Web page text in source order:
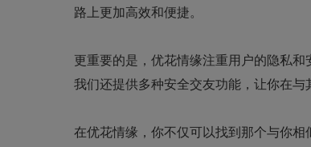
路上更加高效和便捷。
更重要的是，优花情缘注重用户的隐私
我们还提供多种安全交友功能，让你在与
在优花情缘，你不仅可以找到那个与你